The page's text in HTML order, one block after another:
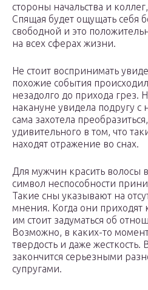
стороны начальства и
Спящая будет ощущать себя
свободной и это
на всех сферах жизни.
Не стоит воспринимать
похожие события
незадолго до прихода грез.
накануне увидела подругу
сама захотела
удивительного в том, что
находят отражение во снах.
Для мужчин красить волосы
символ неспособности
Такие сны указывают на
мнения. Когда они
им стоит задуматься об
Возможно, в каких-то
твердость и даже жесткость.
закончится серьезными
супругами.